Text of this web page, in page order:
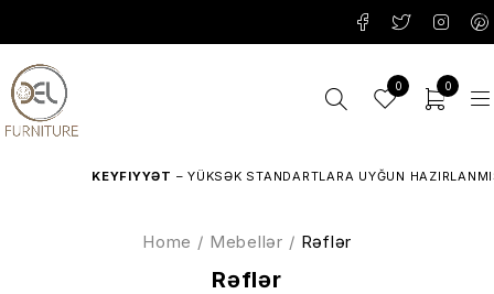
0 0
KEYFIYYƏT– YÜKSƏK STANDARTLARA UYĞUN
Rəflər
Home / Mebellər / Rəflər